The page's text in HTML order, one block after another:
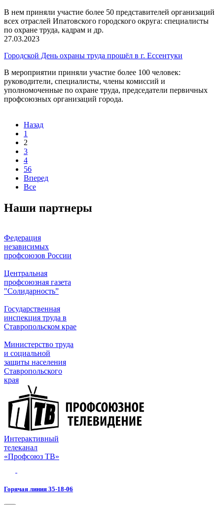
В нем приняли участие более 50 представителей организаций
всех отраслей Ипатовского городского округа: специалисты
по охране труда, кадрам и др.
27.03.2023
Городской День охраны труда прошёл в г. Ессентуки
В мероприятии приняли участие более 100 человек:
руководители, специалисты, члены комиссий и
уполномоченные по охране труда, председатели первичных
профсоюзных организаций города.
Назад
1
2
3
4
56
Вперед
Все
Наши партнеры
Федерация
независимых
профсоюзов России
Центральная
профсоюзная газета
"Солидарность”
Государственная
инспекция труда в
Ставропольском крае
Министерство труда
и социальной
защиты населения
Ставропольского
края
Интерактивный
телеканал
«Профсоюз ТВ»
Горячая линия 35-18-06